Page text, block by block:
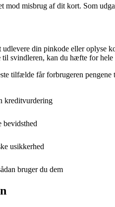
mod misbrug af dit kort. Som
udlevere din pinkode eller oplyse
til svindleren, kan du hæfte for hele
tilfælde får forbrugeren pengene
kreditvurdering
usikkerhed
bruger du dem